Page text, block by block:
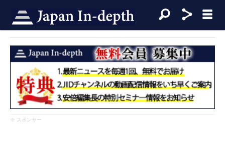
※ スポンサー